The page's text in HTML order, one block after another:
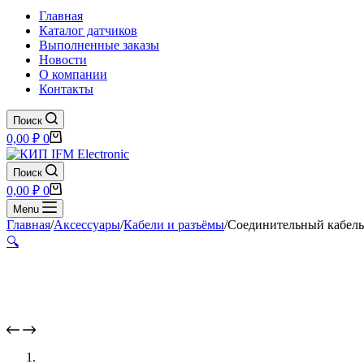
Главная
Каталог датчиков
Выполненные заказы
Новости
О компании
Контакты
Поиск
Корзина
0,00 ₽ 0
Поиск
Корзина
0,00 ₽ 0
Menu
Главная/Аксессуары/Кабели и разъёмы/Соединительный
🔍